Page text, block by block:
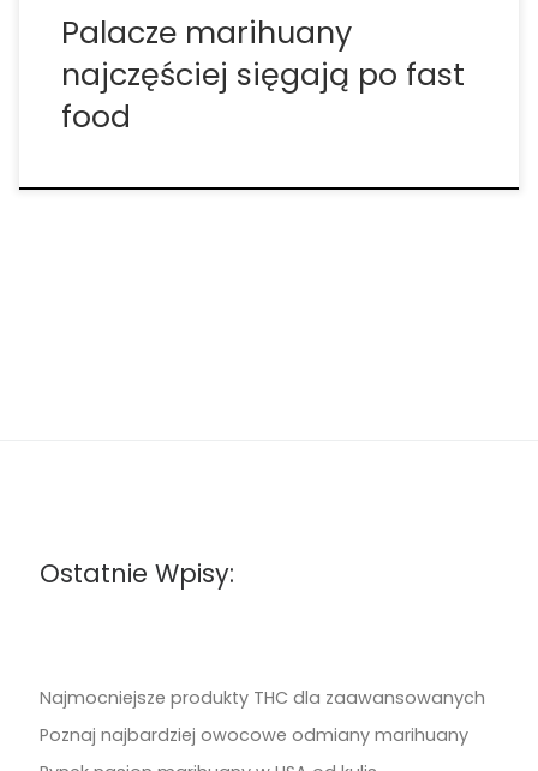
Palacze marihuany
najczęściej sięgają po fast
food
Ostatnie Wpisy:
Najmocniejsze produkty THC dla zaawansowanych
Poznaj najbardziej owocowe odmiany marihuany